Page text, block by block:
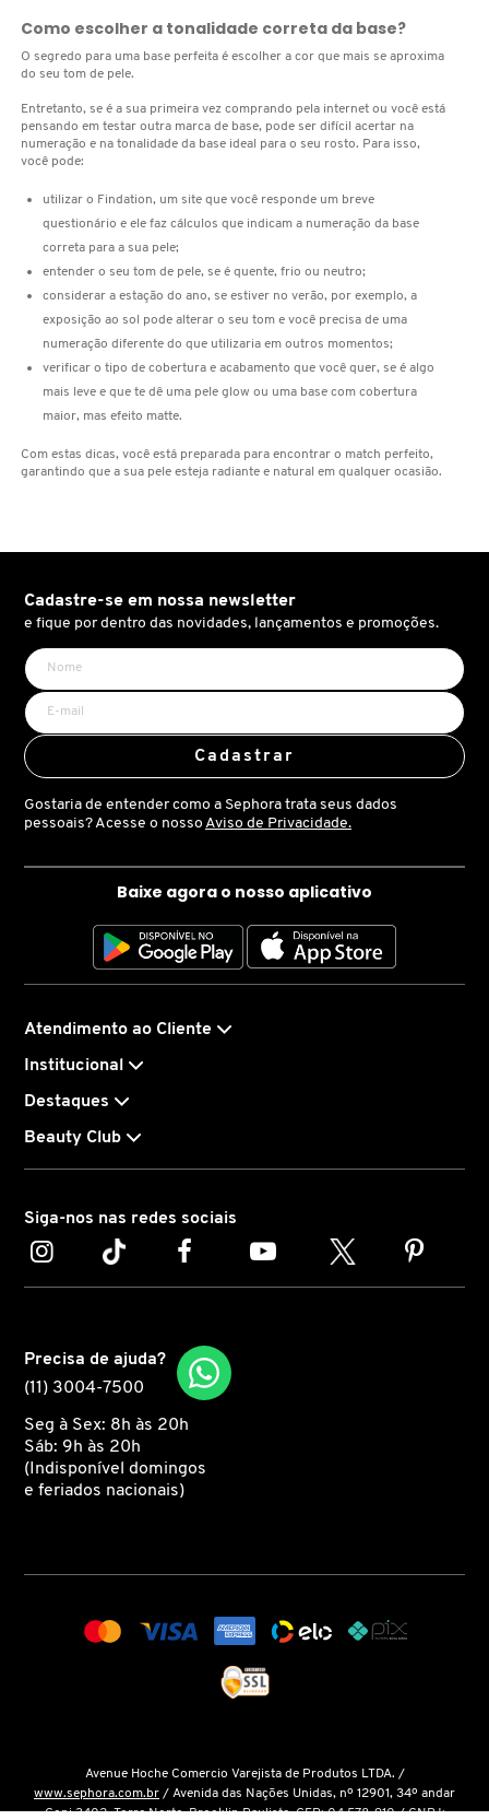
CAUDALIE
CHLOÉ
CLARINS
CLEAN RESERVE
CLINIQUE
COSRX
COSTA BRAZIL
DIOR
DIOR BACKSTAGE
FENTY BEAUTY
FRAN BY FRANCINY EHLKE
GIVENCHY
Como escolher a tonalidade correta da base?
O segredo para uma base perfeita é escolher a cor que mais se aproxima
do seu tom de pele.
Entretanto, se é a sua primeira vez comprando pela internet ou você está
pensando em testar outra marca de base, pode ser difícil acertar na
numeração e na tonalidade da base ideal para o seu rosto. Para isso,
você pode:
utilizar o Findation, um site que você responde um breve
questionário e ele faz cálculos que indicam a numeração da base
correta para a sua pele;
entender o seu tom de pele, se é quente, frio ou neutro;
considerar a estação do ano, se estiver no verão, por exemplo, a
exposição ao sol pode alterar o seu tom e você precisa de uma
numeração diferente do que utilizaria em outros momentos;
verificar o tipo de cobertura e acabamento que você quer, se é algo
mais leve e que te dê uma pele glow ou uma base com cobertura
maior, mas efeito matte.
Com estas dicas, você está preparada para encontrar o match perfeito,
garantindo que a sua pele esteja radiante e natural em qualquer ocasião.
Cadastre-se em nossa newsletter
e fique por dentro das novidades, lançamentos e promoções.
Cadastrar
Gostaria de entender como a Sephora trata seus dados
pessoais? Acesse o nosso Aviso de Privacidade.
Baixe agora o nosso aplicativo
Atendimento ao Cliente
Institucional
Destaques
Beauty Club
Siga-nos nas redes sociais
Precisa de ajuda?
(11) 3004-7500
Seg à Sex: 8h às 20h
Sáb: 9h às 20h
(Indisponível domingos
e feriados nacionais)
Avenue Hoche Comercio Varejista de Produtos LTDA. /
www.sephora.com.br / Avenida das Nações Unidas, nº 12901, 34º andar
Conj 3402, Torre Norte, Brooklin Paulista, CEP: 04.578-910 / CNPJ: